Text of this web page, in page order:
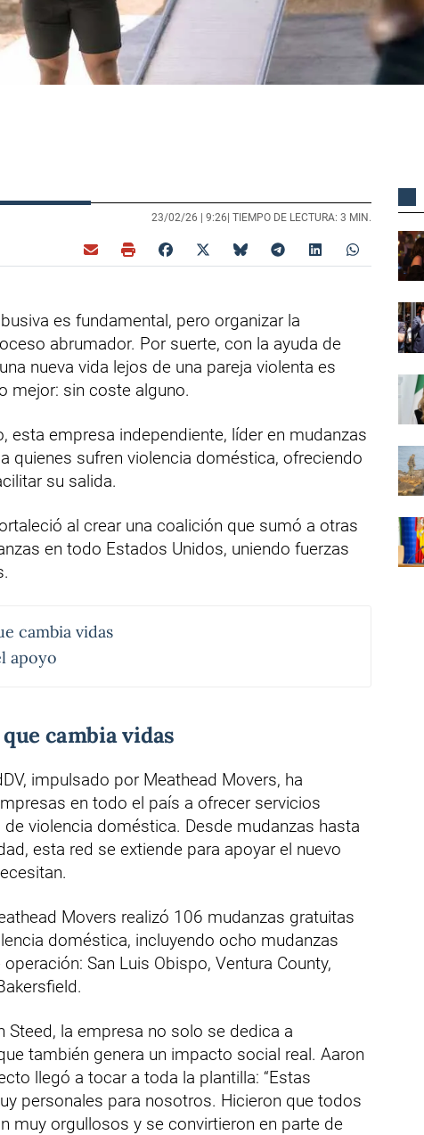
23/02/26 | 9:26 | TIEMPO DE LECTURA: 3 MIN.
es fundamental, pero organizar la
abrumador. Por suerte, con la ayuda de
nueva vida lejos de una pareja violenta es
mejor: sin coste alguno.
esta empresa independiente, líder en mudanzas
quienes sufren violencia doméstica, ofreciendo
su salida.
al crear una coalición que sumó a otras
en todo Estados Unidos, uniendo fuerzas
cambia vidas
apoyo
cambia vidas
impulsado por Meathead Movers, ha
en todo el país a ofrecer servicios
violencia doméstica. Desde mudanzas hasta
esta red se extiende para apoyar el nuevo
Movers realizó 106 mudanzas gratuitas
doméstica, incluyendo ocho mudanzas
San Luis Obispo, Ventura County,
Steed, la empresa no solo se dedica a
también genera un impacto social real. Aaron
llegó a tocar a toda la plantilla: “Estas
personales para nosotros. Hicieron que todos
muy orgullosos y se convirtieron en parte de